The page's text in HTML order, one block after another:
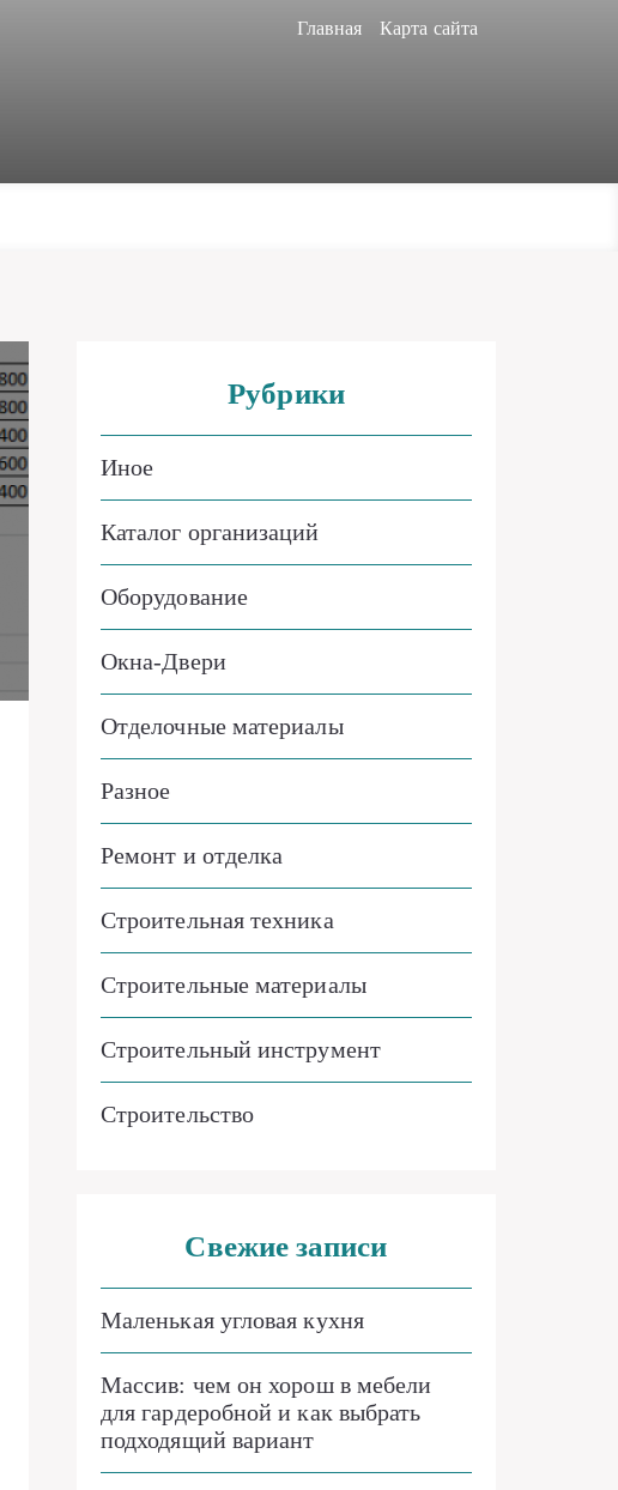
Главная Карта сайта
Рубрики
Иное
Каталог организаций
Оборудование
Окна-Двери
Отделочные материалы
Разное
Ремонт и отделка
Строительная техника
Строительные материалы
Строительный инструмент
Строительство
Свежие записи
Маленькая угловая кухня
Массив: чем он хорош в мебели
для гардеробной и как выбрать
подходящий вариант